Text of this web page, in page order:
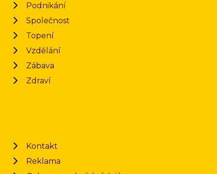
Podnikání
Společnost
Topení
Vzdělání
Zábava
Zdraví
Kontakt
Reklama